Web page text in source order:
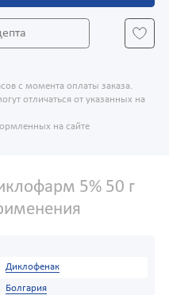
с момента оплаты заказа.
отличаться от указанных на
на сайте
5% 50 г
Диклофенак
Болгария